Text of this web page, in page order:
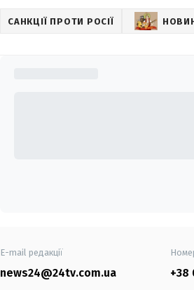
САНКЦІЇ ПРОТИ РОСІЇ
E-mail редакції
news24@24tv.com.ua +38